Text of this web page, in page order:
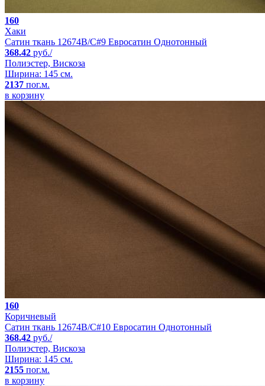
160
Хаки
Сатин ткань 12674B/C#9 Евросатин Однотонный
368.42 руб./
Полиэстер, Вискоза
Ширина: 145 см.
2137 пог.м.
в корзину
160
Коричневый
Сатин ткань 12674B/C#10 Евросатин Однотонный
368.42 руб./
Полиэстер, Вискоза
Ширина: 145 см.
2155 пог.м.
в корзину